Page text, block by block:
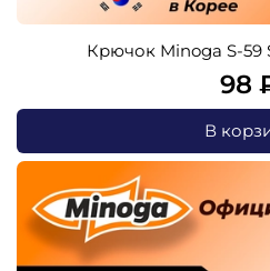
Крючок Minoga S-59
98
В